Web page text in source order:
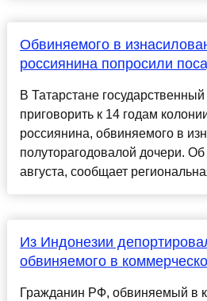
Обвиняемого в
россиянина попросили
В Татарстане
приговорить к 14 годам
россиянина, обвиняемого в
полуторагодовалой дочери. Об
августа, сообщает
Из Индонезии
обвиняемого в
Гражданин РФ, обвиняемый в